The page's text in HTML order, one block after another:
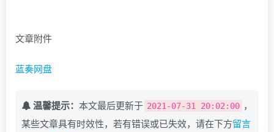
文章附件
蓝奏网盘
温馨提示： 本文最后更新于 2021-07-31 20:02:00 ，
某些文章具有时效性，若有错误或已失效，请在下方留言